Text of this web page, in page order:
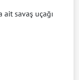
savaş uçağı